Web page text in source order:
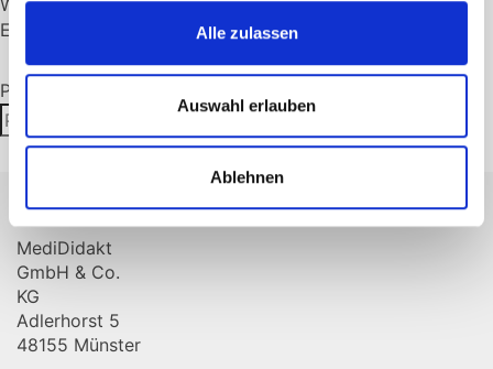
Alle zulassen
Auswahl erlauben
Ablehnen
Warenkorb
Es befinden sich keine Produkte im Warenkorb.
Produktsuche
Suchen
nach:
MediDidakt
GmbH & Co.
KG
Adlerhorst 5
48155 Münster